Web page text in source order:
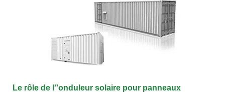
Le rôle de l''onduleur solaire pour panneaux